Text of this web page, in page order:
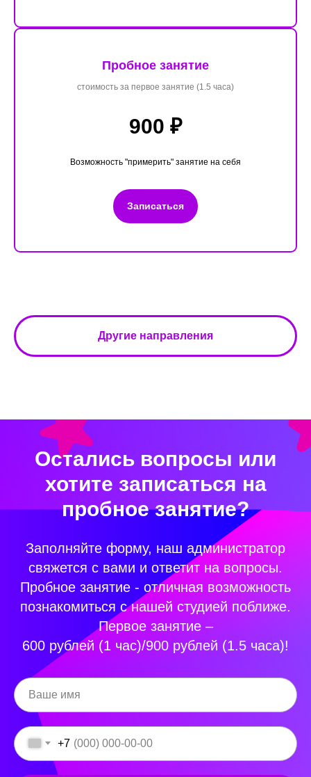
Пробное занятие
стоимость за первое занятие (1.5 часа)
900 ₽
Возможность "примерить" занятие на себя
Записаться
Другие направления
Остались вопросы или
хотите записаться на
пробное занятие?
Заполняйте форму, наш администратор
свяжется с вами и ответит на вопросы.
Пробное занятие - отличная возможность
познакомиться с нашей студией поближе.
Первое занятие –
600 рублей (1 час)/900 рублей (1.5 часа)!
+7